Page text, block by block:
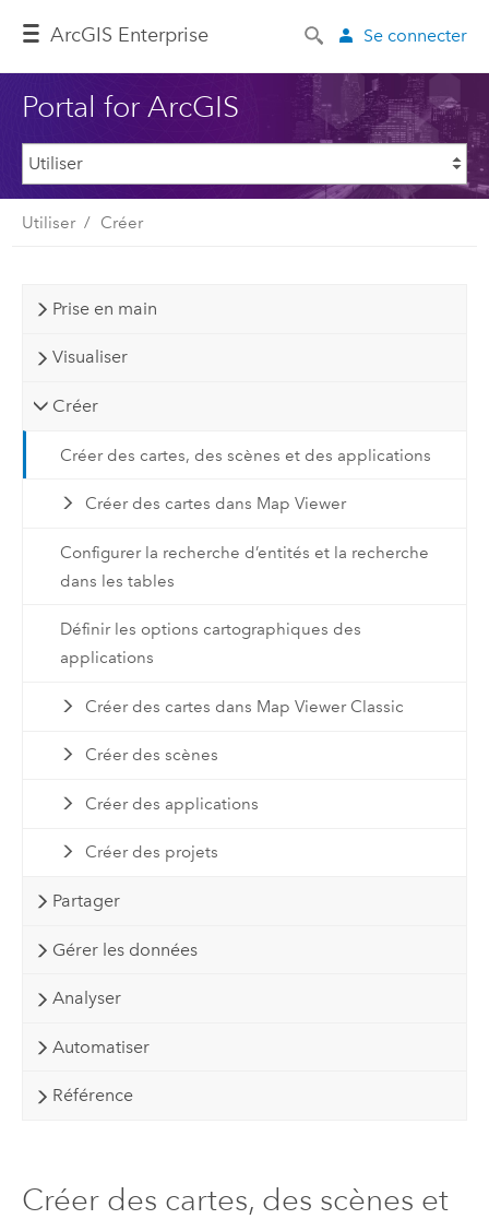
ArcGIS Enterprise Se connecter
Portal for ArcGIS
Utiliser Créer
Prise en main
Visualiser
Créer
Créer des cartes, des scènes et des applications
Créer des cartes dans Map Viewer
Configurer la recherche d’entités et la recherche
dans les tables
Définir les options cartographiques des
applications
Créer des cartes dans Map Viewer Classic
Créer des scènes
Créer des applications
Créer des projets
Partager
Gérer les données
Analyser
Automatiser
Référence
Créer des cartes, des scènes et